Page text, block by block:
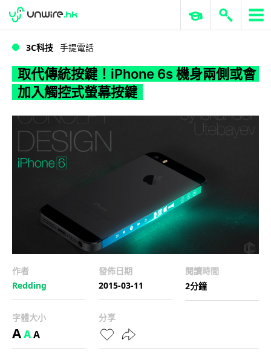
WWDC 2026 ERP 與商業 AI
3C科技 手提電話
取代傳統按鍵！iPhone 6s 機身兩側或會
加入觸控式螢幕按鍵
作者
Redding
發佈日期
2015-03-11
閱讀時間
2分鐘
字體大小
AAA
分享